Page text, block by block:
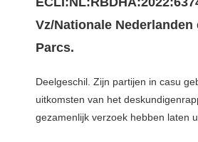
Vz/Nationale Nederlanden
Parcs.
Deelgeschil. Zijn partijen in casu
uitkomsten van het
gezamenlijk verzoek hebben laten